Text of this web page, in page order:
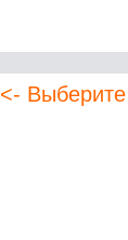
<- Выберите